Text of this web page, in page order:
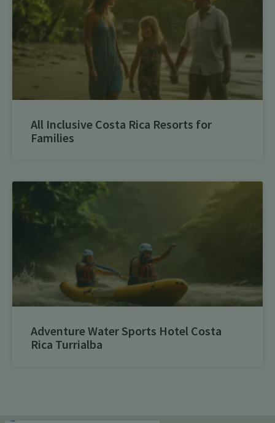
All Inclusive Costa Rica Resorts for
Families
Adventure Water Sports Hotel Costa
Rica Turrialba